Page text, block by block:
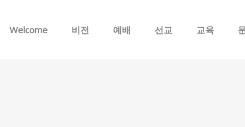
Welcome 비전 예배 선교 교육